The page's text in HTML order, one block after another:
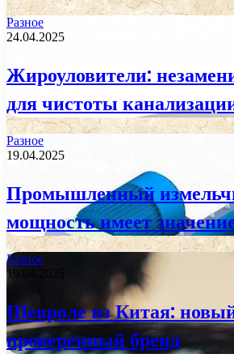
Разное
24.04.2025
Жироуловители:
для чистоты
Разное
19.04.2025
Промышленный
мощность имеет
Разное
19.04.2025
Шевроле из Китая:
проверенный бренд